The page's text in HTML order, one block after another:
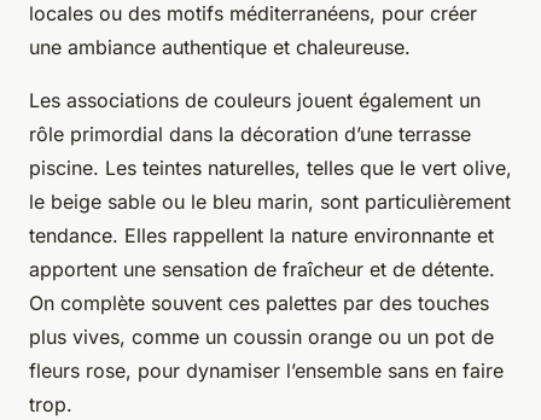
locales ou des motifs méditerranéens, pour créer
une ambiance authentique et chaleureuse.
Les associations de couleurs jouent également un
rôle primordial dans la décoration d’une terrasse
piscine. Les teintes naturelles, telles que le vert olive,
le beige sable ou le bleu marin, sont particulièrement
tendance. Elles rappellent la nature environnante et
apportent une sensation de fraîcheur et de détente.
On complète souvent ces palettes par des touches
plus vives, comme un coussin orange ou un pot de
fleurs rose, pour dynamiser l’ensemble sans en faire
trop.